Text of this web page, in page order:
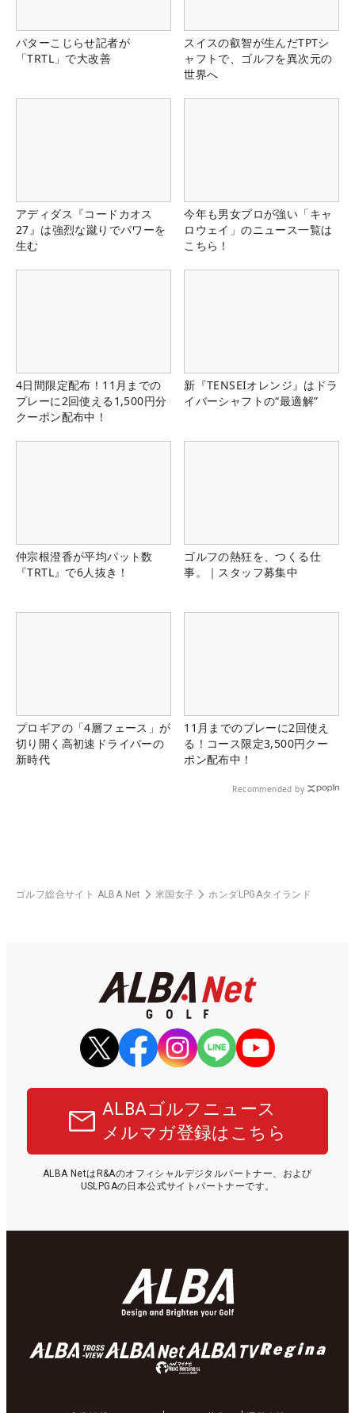
パターこじらせ記者が
「TRTL」で大改善
スイスの叡智が生んだTPTシ
ャフトで、ゴルフを異次元の
世界へ
アディダス『コードカオス
27』は強烈な蹴りでパワーを
生む
今年も男女プロが強い「キャ
ロウェイ」のニュース一覧は
こちら！
4日間限定配布！11月までの
プレーに2回使える1,500円分
クーポン配布中！
新『TENSEIオレンジ』はドラ
イバーシャフトの“最適解”
仲宗根澄香が平均パット数
『TRTL』で6人抜き！
ゴルフの熱狂を、つくる仕
事。｜スタッフ募集中
プロギアの「4層フェース」が
切り開く高初速ドライバーの
新時代
11月までのプレーに2回使え
る！コース限定3,500円クー
ポン配布中！
Recommended by
ゴルフ総合サイト ALBA Net 米国女子 ホンダLPGAタイランド
ALBAゴルフニュース
メルマガ登録はこちら
ALBA NetはR&Aのオフィシャルデジタルパートナー、および
USLPGAの日本公式サイトパートナーです。